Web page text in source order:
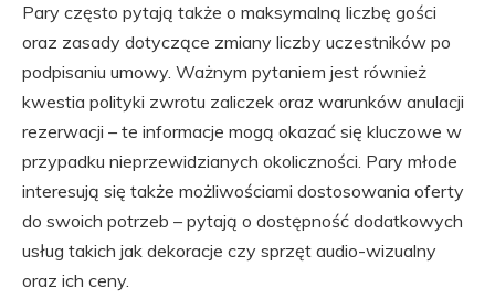
Pary często pytają także o maksymalną liczbę gości
oraz zasady dotyczące zmiany liczby uczestników po
podpisaniu umowy. Ważnym pytaniem jest również
kwestia polityki zwrotu zaliczek oraz warunków anulacji
rezerwacji – te informacje mogą okazać się kluczowe w
przypadku nieprzewidzianych okoliczności. Pary młode
interesują się także możliwościami dostosowania oferty
do swoich potrzeb – pytają o dostępność dodatkowych
usług takich jak dekoracje czy sprzęt audio-wizualny
oraz ich ceny.